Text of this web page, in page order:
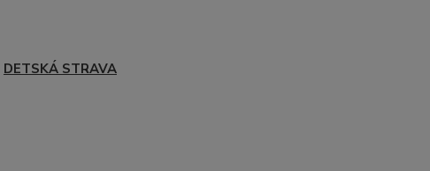
DETSKÁ STRAVA